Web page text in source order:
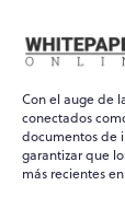
Con el auge de
conectados
documentos de
garantizar que
más recientes